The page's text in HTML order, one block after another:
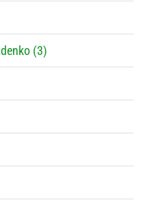
(3)